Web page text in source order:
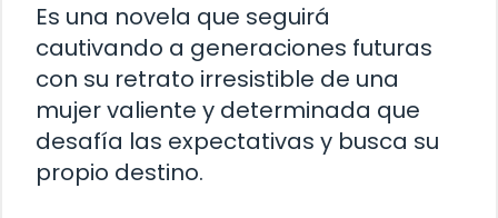
Es una novela que seguirá
cautivando a generaciones futuras
con su retrato irresistible de una
mujer valiente y determinada que
desafía las expectativas y busca su
propio destino.